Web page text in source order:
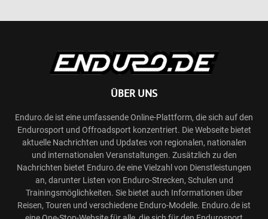
ÜBER UNS
Enduro.de ist eine umfassende Online-Plattform, die sich auf den
Endurosport und Offroadsport konzentriert. Die Webseite bietet
aktuelle Nachrichten und Updates von regionalen, nationalen
und internationalen Veranstaltungen. Zusätzlich zu den
Nachrichten bietet Enduro.de eine Vielzahl von Dienstleistungen
an, darunter Listen von Enduro-Strecken, Schulen und
Trainingsmöglichkeiten. Sie bietet auch Informationen über
Reisen, Touren und verschiedene Enduro-Modelle. Enduro.de ist